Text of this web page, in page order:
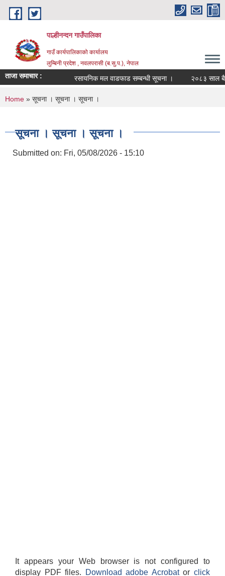
Skip to main content
पाल्हीनन्दन गाउँपालिका
गाउँ कार्यपालिकाको कार्यालय
लुम्बिनी प्रदेश , नवलपरासी (ब.सु.प.), नेपाल
ताजा समाचार : रसायनिक मल वाडफाड सम्बन्धी सूचना । २०८३ साल
You are here
Home » सूचना । सूचना । सूचना ।
सूचना । सूचना । सूचना ।
Submitted on: Fri, 05/08/2026 - 15:10
It appears your Web browser is not configured to
display PDF files.
Download adobe Acrobatorclick